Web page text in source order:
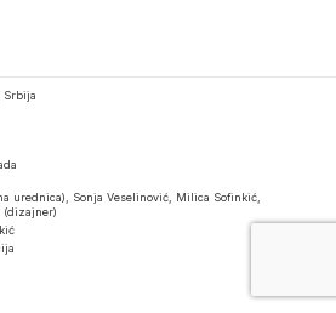
Srbija
urednica), Sonja Veselinović, Milica Sofinkić,
(dizajner)